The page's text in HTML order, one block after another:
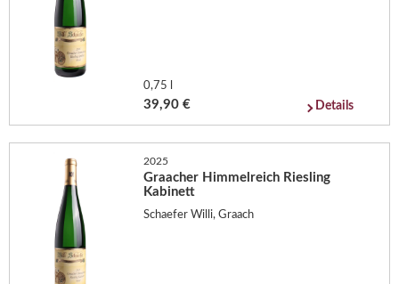
0,75 l
39,90 € Details
2025
Graacher Himmelreich Riesling
Kabinett
Schaefer Willi, Graach